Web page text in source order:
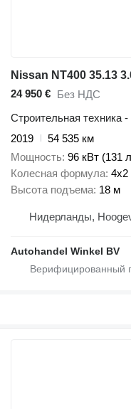
Nissan NT400 35.13
24 950 € Без НДС
Строительная техника
2019
54 535 км
Мощность 96 кВт (131
Колесная формула 4x2
Высота подъема 18 м
Нидерланды,
Autohandel Winkel BV